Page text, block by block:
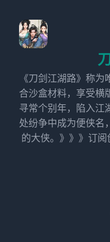
《刀剑江湖路》称
合沙盒材料，享受横
寻常个别年，陷入江
处纷争中成为便侠名
的大侠。》》》订